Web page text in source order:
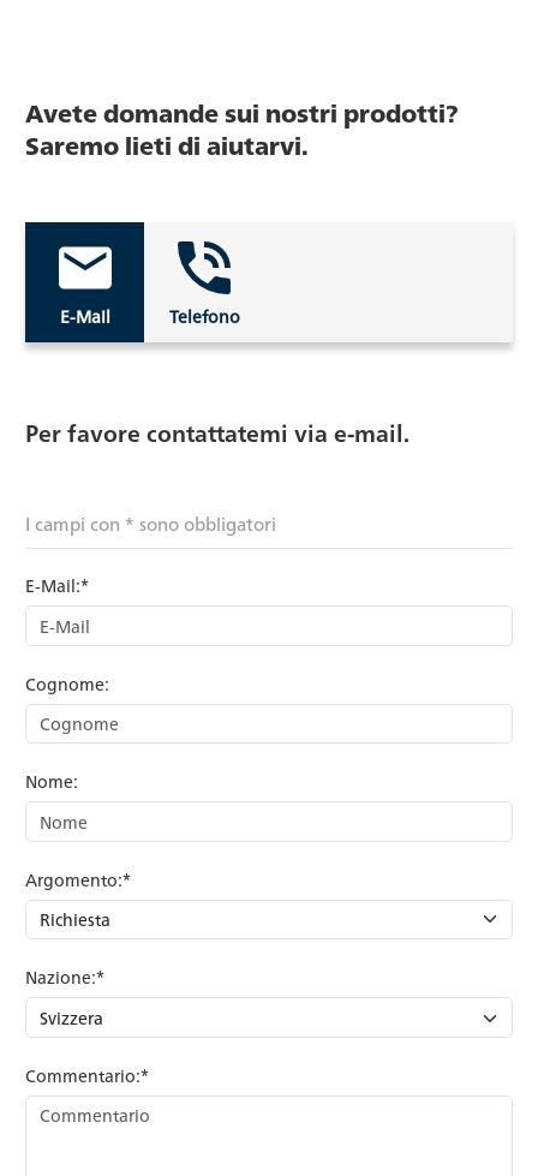
Avete domande sui nostri prodotti?
Saremo lieti di aiutarvi.
E-Mail Telefono
Per favore contattatemi via e-mail.
I campi con * sono obbligatori
E-Mail:*
Cognome:
Nome:
Argomento:*
Nazione:*
Commentario:*